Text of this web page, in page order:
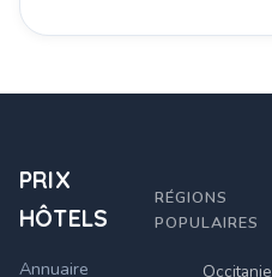
PRIX
HÔTELS
Annuaire
RÉGIONS
POPULAIRES
Occitanie